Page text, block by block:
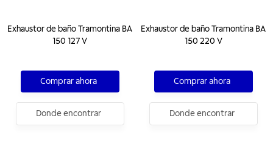
Exhaustor de baño Tramontina BA
150 127 V
Comprar ahora
Donde encontrar
Exhaustor de baño Tramontina BA
150 220 V
Comprar ahora
Donde encontrar